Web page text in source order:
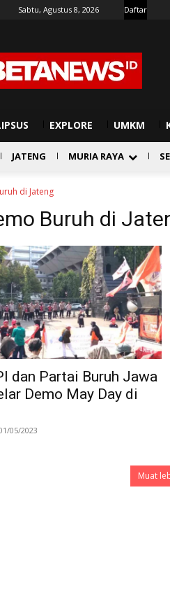
Sabtu, Agustus 8, 2026 Daftar
EXPLORE UMKM
JATENG MURIA RAYA
di Jateng
Buruh di
dan Partai Buruh Jawa
Demo May Day di
05/2023
Muat